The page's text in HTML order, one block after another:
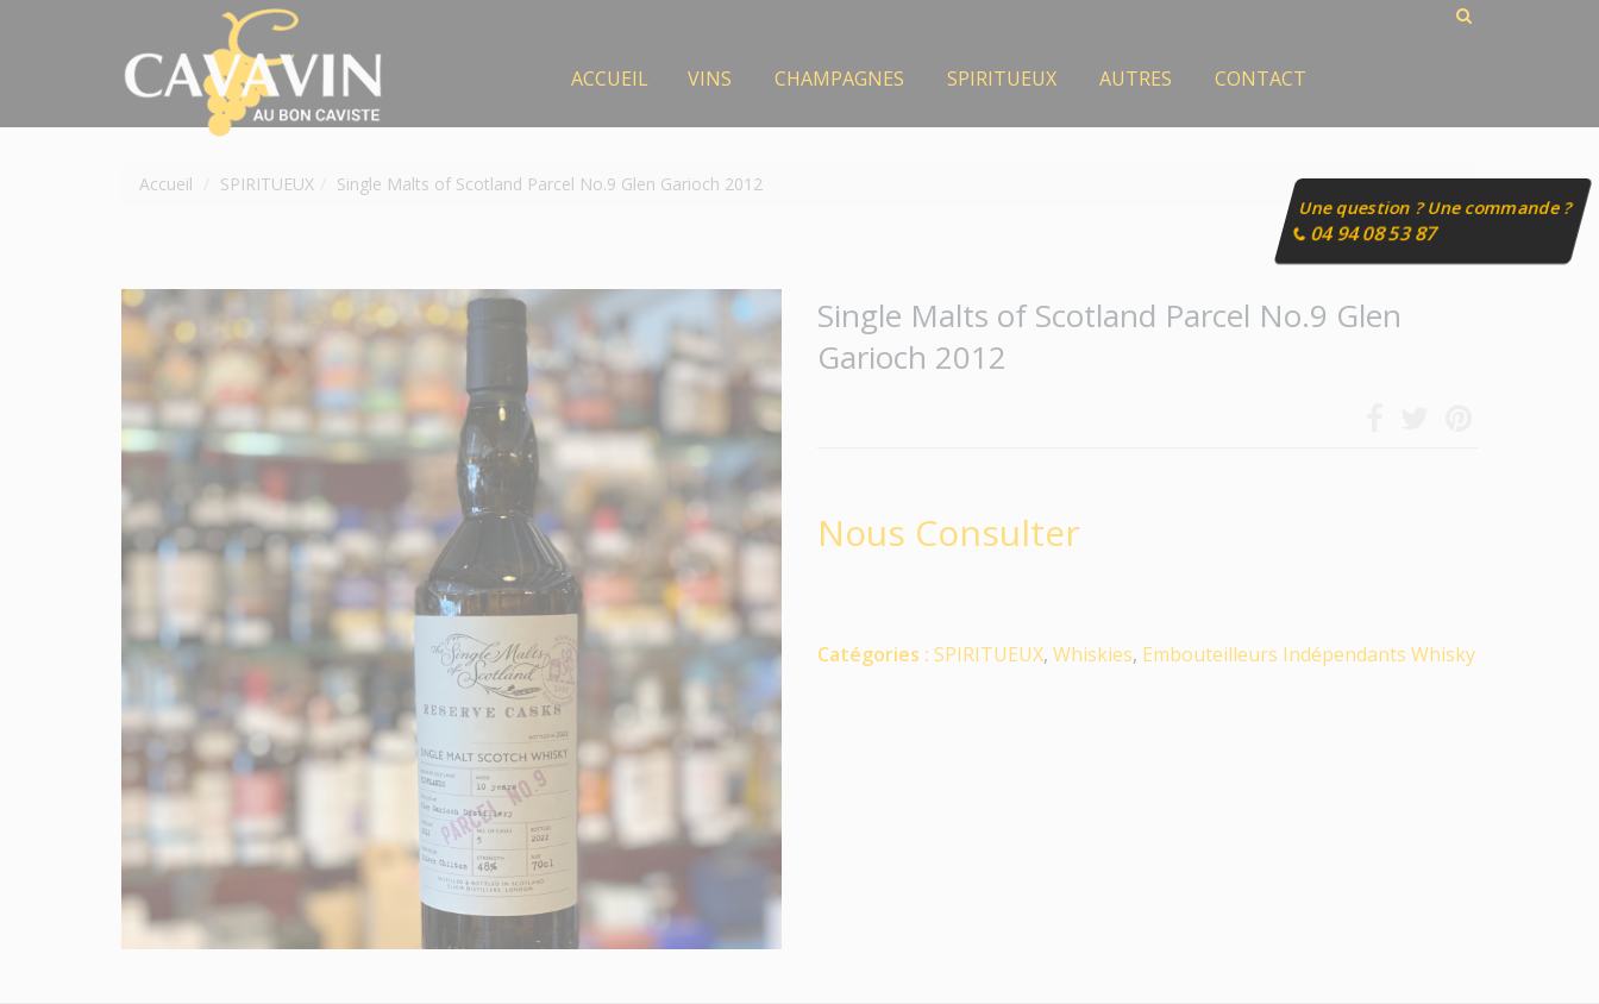
ACCUEIL VINS CHAMPAGNES SPIRITUEUX AUTRES CONTACT
Accueil SPIRITUEUX Single Malts of Scotland Parcel No.9 Glen Garioch 2012
Single Malts of Scotland Parcel No.9 Glen
Garioch 2012
Nous Consulter
Catégories : SPIRITUEUX, Whiskies, Embouteilleurs Indépendants Whisky
Une question ? Une commande ?
04 94 08 53 87